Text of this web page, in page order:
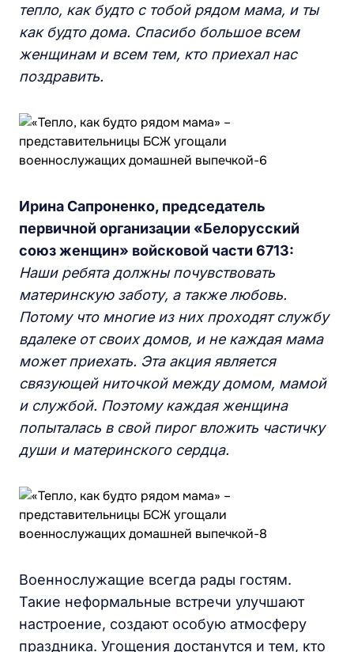
тепло, как будто с тобой рядом мама, и ты
как будто дома. Спасибо большое всем
женщинам и всем тем, кто приехал нас
поздравить.
Ирина Сапроненко, председатель
первичной организации «Белорусский
союз женщин» войсковой части 6713:
Наши ребята должны почувствовать
материнскую заботу, а также любовь.
Потому что многие из них проходят службу
вдалеке от своих домов, и не каждая мама
может приехать. Эта акция является
связующей ниточкой между домом, мамой
и службой. Поэтому каждая женщина
попыталась в свой пирог вложить частичку
души и материнского сердца.
Военнослужащие всегда рады гостям.
Такие неформальные встречи улучшают
настроение, создают особую атмосферу
праздника. Угощения достанутся и тем, кто